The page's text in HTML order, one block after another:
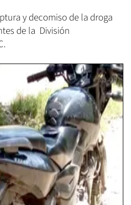
y decomiso de la droga
de la División